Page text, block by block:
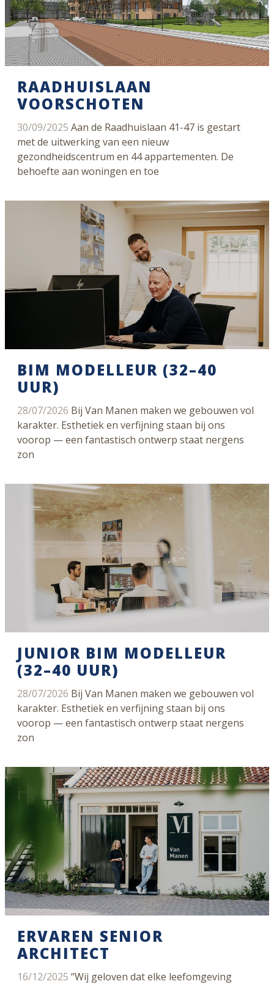
RAADHUISLAAN
VOORSCHOTEN
30/09/2025 Aan de Raadhuislaan 41-47 is gestart
met de uitwerking van een nieuw
gezondheidscentrum en 44 appartementen. De
behoefte aan woningen en toe
BIM MODELLEUR (32–40
UUR)
28/07/2026 Bij Van Manen maken we gebouwen vol
karakter. Esthetiek en verfijning staan bij ons
voorop — een fantastisch ontwerp staat nergens
zon
JUNIOR BIM MODELLEUR
(32–40 UUR)
28/07/2026 Bij Van Manen maken we gebouwen vol
karakter. Esthetiek en verfijning staan bij ons
voorop — een fantastisch ontwerp staat nergens
zon
ERVAREN SENIOR
ARCHITECT
16/12/2025 ‘’Wij geloven dat elke leefomgeving